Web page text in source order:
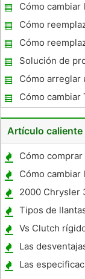
en un camión
Cómo
Chevrolet
Cómo
un Honda Civic
Cómo
2000 Tauro
Solución de
coche
Cómo arreglar
aceite del
Cómo cambiar
seguridad
Artículo caliente
Cómo
en Francia
Cómo
aceite en un
2000 Chrysler
Tipos de
Vs Clutch
un VW
Las
al aire
Las